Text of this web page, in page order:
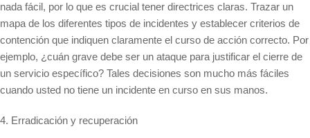
nada fácil, por lo que es crucial tener directrices claras. Trazar un
mapa de los diferentes tipos de incidentes y establecer criterios de
contención que indiquen claramente el curso de acción correcto. Por
ejemplo, ¿cuán grave debe ser un ataque para justificar el cierre de
un servicio específico? Tales decisiones son mucho más fáciles
cuando usted no tiene un incidente en curso en sus manos.
4. Erradicación y recuperación